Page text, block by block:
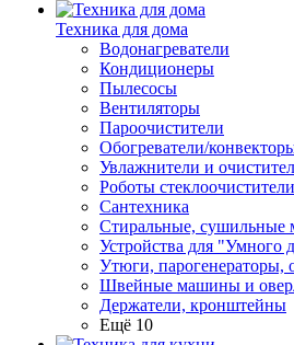
Техника для дома
Водонагреватели
Кондиционеры
Пылесосы
Вентиляторы
Пароочистители
Обогреватели/
Увлажнители и
Роботы стеклоочистители
Сантехника
Стиральные,
Устройства для "Умного
Утюги, парогенераторы,
Швейные машины и
Держатели, кронштейны
Ещё 10